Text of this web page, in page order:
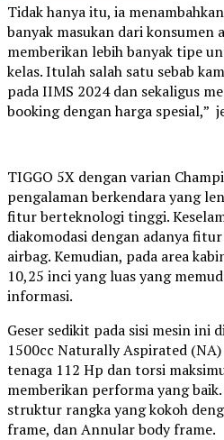
Tidak hanya itu, ia
banyak masukan dari konsumen
memberikan lebih banyak tipe
kelas. Itulah salah satu sebab
pada IIMS 2024 dan sekaligus
booking dengan harga spesial,”
TIGGO 5X dengan varian
pengalaman berkendara yang
fitur berteknologi tinggi.
diakomodasi dengan adanya
airbag. Kemudian, pada area
10,25 inci yang luas yang
informasi.
Geser sedikit pada sisi mesin ini
1500cc Naturally Aspirated
tenaga 112 Hp dan torsi
memberikan performa yang
struktur rangka yang kokoh
frame, dan Annular body frame.